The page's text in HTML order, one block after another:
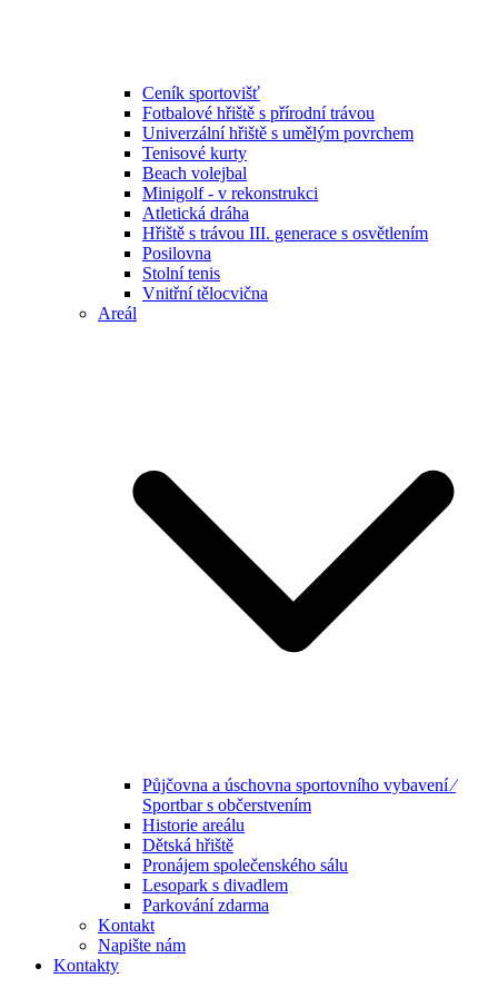
Ceník sportovišť
Fotbalové hřiště s přírodní trávou
Univerzální hřiště s umělým povrchem
Tenisové kurty
Beach volejbal
Minigolf - v rekonstrukci
Atletická dráha
Hřiště s trávou III. generace s osvětlením
Posilovna
Stolní tenis
Vnitřní tělocvična
Areál
Půjčovna a úschovna sportovního vybavení ⁄
Sportbar s občerstvením
Historie areálu
Dětská hřiště
Pronájem společenského sálu
Lesopark s divadlem
Parkování zdarma
Kontakt
Napište nám
Kontakty